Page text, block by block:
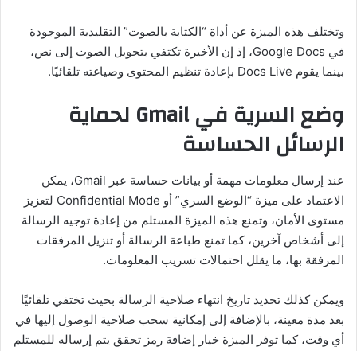
وتختلف هذه الميزة عن أداة “الكتابة بالصوت” التقليدية الموجودة
في Google Docs، إذ إن الأخيرة تكتفي بتحويل الصوت إلى نص،
بينما يقوم Docs Live بإعادة تنظيم المحتوى وصياغته تلقائيًا.
وضع السرية في Gmail لحماية
الرسائل الحساسة
عند إرسال معلومات مهمة أو بيانات حساسة عبر Gmail، يمكن
الاعتماد على ميزة “الوضع السري” أو Confidential Mode لتعزيز
مستوى الأمان، وتمنع هذه الميزة المستلم من إعادة توجيه الرسالة
إلى أشخاص آخرين، كما تمنع طباعة الرسالة أو تنزيل المرفقات
المرفقة بها، ما يقلل احتمالات تسريب المعلومات.
ويمكن كذلك تحديد تاريخ انتهاء صلاحية الرسالة بحيث تختفي تلقائيًا
بعد مدة معينة، بالإضافة إلى إمكانية سحب صلاحية الوصول إليها في
أي وقت، كما توفر الميزة خيار إضافة رمز تحقق يتم إرساله للمستلم